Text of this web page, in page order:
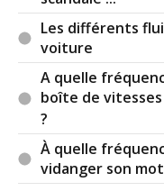
concernées. Les
l'huile de boîte
(notamment les
moins douce...
Il y a2
Les différents
voiture
A quelle
boîte de vitesses
?
À quelle
vidanger son